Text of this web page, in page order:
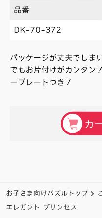
品番
DK-70-372
パッケージが丈夫でしま
でもお片付けがカンタン
ープレートつき！
カ
お子さま向けパズルトップ
エレガント プリンセス